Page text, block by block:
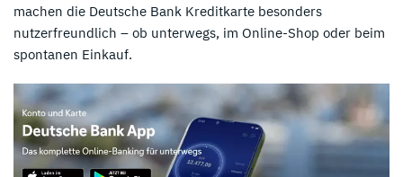
machen die Deutsche Bank Kreditkarte besonders
nutzerfreundlich – ob unterwegs, im Online-Shop oder beim
spontanen Einkauf.